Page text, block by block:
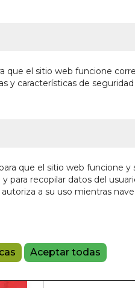
que el sitio web funcione
y características de
que el sitio web funcione
para recopilar datos del
a su uso mientras
Aceptar todas
12,00 €
Añadir